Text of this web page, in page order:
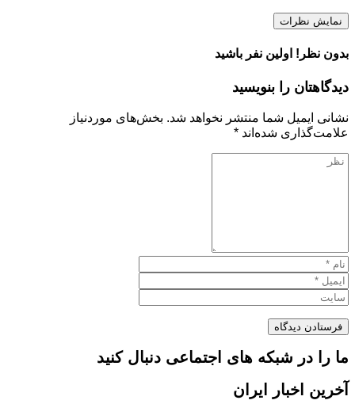
نمایش نظرات
بدون نظر! اولین نفر باشید
دیدگاهتان را بنویسید
نشانی ایمیل شما منتشر نخواهد شد. بخش‌های موردنیاز
علامت‌گذاری شده‌اند *
ما را در شبکه های اجتماعی دنبال کنید
آخرین اخبار ایران